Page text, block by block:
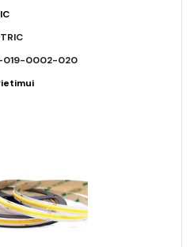
019-0002-020